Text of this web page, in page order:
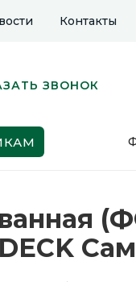
Контакты
ЗВОНОК